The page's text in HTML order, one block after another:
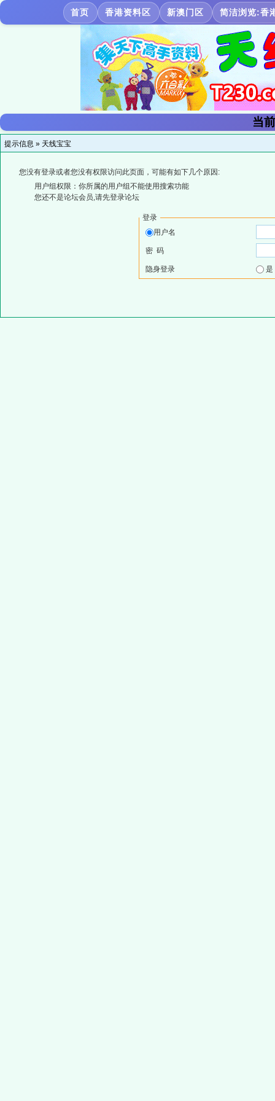
首页 香港资料区 新澳门区 简洁浏览:香
当
提示信息 » 天线宝宝
您没有登录或者您没有权限访问此页面，可能有如下几个原因:
用户组权限：你所属的用户组不能使用搜索功能
您还不是论坛会员,请先登录论坛
登录
用户名
密 码
隐身登录